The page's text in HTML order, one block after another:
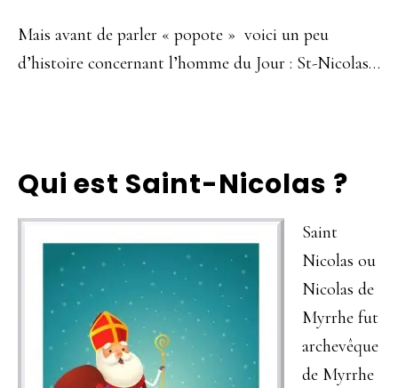
Mais avant de parler « popote » voici un peu
d’histoire concernant l’homme du Jour : St-Nicolas…
Qui est Saint-Nicolas ?
Saint
Nicolas ou
Nicolas de
Myrrhe fut
archevêque
de Myrrhe